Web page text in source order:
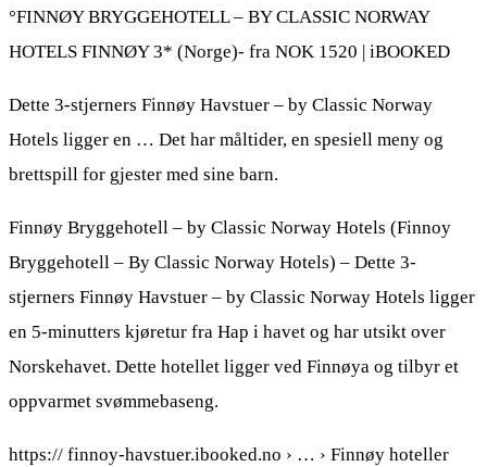
°FINNØY BRYGGEHOTELL – BY CLASSIC NORWAY
HOTELS FINNØY 3* (Norge)- fra NOK 1520 | iBOOKED
Dette 3-stjerners Finnøy Havstuer – by Classic Norway
Hotels ligger en … Det har måltider, en spesiell meny og
brettspill for gjester med sine barn.
Finnøy Bryggehotell – by Classic Norway Hotels (Finnoy
Bryggehotell – By Classic Norway Hotels) – Dette 3-
stjerners Finnøy Havstuer – by Classic Norway Hotels ligger
en 5-minutters kjøretur fra Hap i havet og har utsikt over
Norskehavet. Dette hotellet ligger ved Finnøya og tilbyr et
oppvarmet svømmebaseng.
https:// finnoy-havstuer.ibooked.no › … › Finnøy hoteller